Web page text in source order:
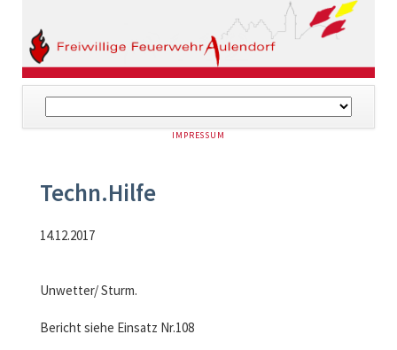
Navigation
überspringen
NAVIGATION
IMPRESSUM
Techn.Hilfe
14.12.2017
Unwetter/ Sturm.
Bericht siehe Einsatz Nr.108